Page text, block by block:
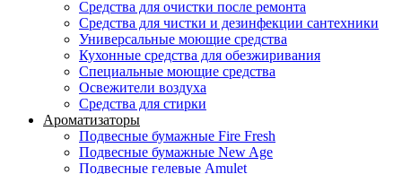
Средства для очистки после ремонта
Средства для чистки и дезинфекции сантехники
Универсальные моющие средства
Кухонные средства для обезжиривания
Специальные моющие средства
Освежители воздуха
Средства для стирки
Ароматизаторы
Подвесные бумажные Fire Fresh
Подвесные бумажные New Age
Подвесные гелевые Amulet